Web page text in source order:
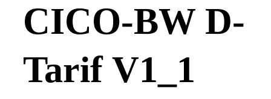
CICO-BW D-
Tarif V1_1